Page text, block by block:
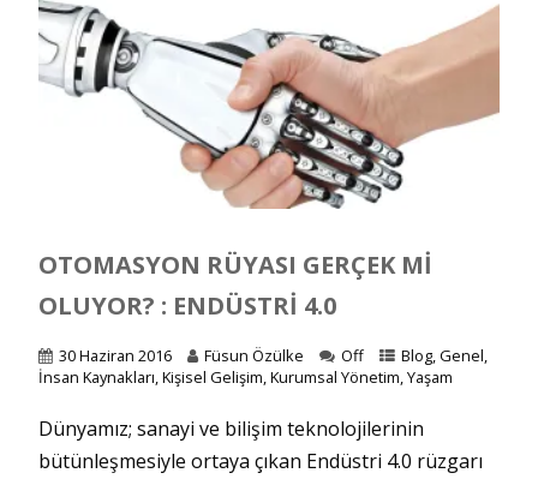
OTOMASYON RÜYASI GERÇEK MI
OLUYOR? : ENDÜSTRI 4.0
30 Haziran 2016 Füsun Özülke Off Blog,Genel,
İnsan Kaynakları,Kişisel Gelişim,Kurumsal Yönetim,Yaşam
Dünyamız; sanayi ve bilişim teknolojilerinin
bütünleşmesiyle ortaya çıkan Endüstri 4.0 rüzgarı